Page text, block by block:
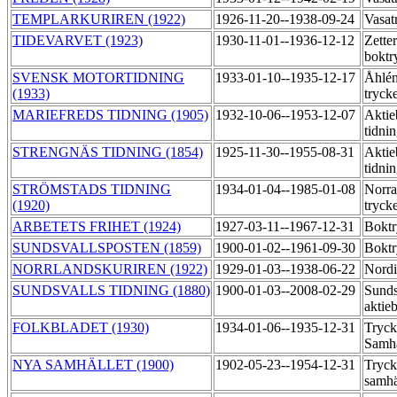
TEMPLARKURIREN (1922)
1926-11-20--1938-09-24
TIDEVARVET (1923)
1930-11-01--1936-12-12
SVENSK MOTORTIDNING
(1933)
1933-01-10--1935-12-17
MARIEFREDS TIDNING (1905) 1932-10-06--1953-12-07
STRENGNÄS TIDNING (1854)
1925-11-30--1955-08-31
STRÖMSTADS TIDNING
(1920)
1934-01-04--1985-01-08
ARBETETS FRIHET (1924)
1927-03-11--1967-12-31
SUNDSVALLSPOSTEN (1859)
1900-01-02--1961-09-30
NORRLANDSKURIREN (1922) 1929-01-03--1938-06-22
SUNDSVALLS TIDNING (1880) 1900-01-03--2008-02-29
FOLKBLADET (1930)
1934-01-06--1935-12-31
NYA SAMHÄLLET (1900)
1902-05-23--1954-12-31